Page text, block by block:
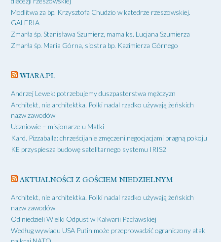
Modlitwa za bp. Krzysztofa Chudzio w katedrze rzeszowskiej.
GALERIA
Zmarła śp. Stanisława Szumierz, mama ks. Lucjana Szumierza
Zmarła śp. Maria Górna, siostra bp. Kazimierza Górnego
WIARA.PL
Andrzej Lewek: potrzebujemy duszpasterstwa mężczyzn
Architekt, nie architektka. Polki nadal rzadko używają żeńskich
nazw zawodów
Uczniowie – misjonarze u Matki
Kard. Pizzaballa: chrześcijanie zmęczeni negocjacjami pragną pokoju
KE przyspiesza budowę satelitarnego systemu IRIS2
AKTUALNOŚCI Z GOŚCIEM NIEDZIELNYM
Architekt, nie architektka. Polki nadal rzadko używają żeńskich
nazw zawodów
Od niedzieli Wielki Odpust w Kalwarii Pacławskiej
Według wywiadu USA Putin może przeprowadzić ograniczony atak